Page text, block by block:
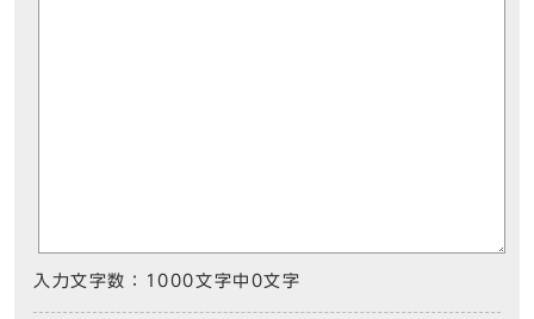
入力文字数： 1000文字中 0文字